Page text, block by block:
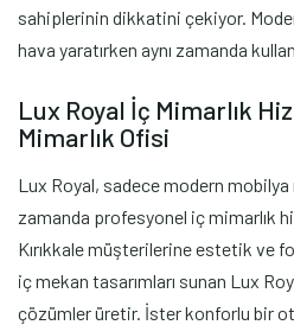
sahiplerinin dikkatini çekiyor.
hava yaratırken aynı zamanda
Lux Royal İç Mimarlık
Mimarlık Ofisi
Lux Royal, sadece modern mobilya
zamanda profesyonel iç mimarlık
Kırıkkale müşterilerine estetik ve
iç mekan tasarımları sunan Lux
çözümler üretir. İster konforlu bir